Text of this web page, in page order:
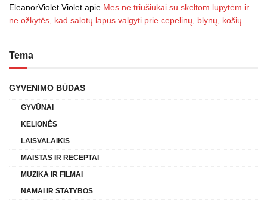
EleanorViolet Violet apie Mes ne triušiukai su skeltom lupytėm ir
ne ožkytės, kad salotų lapus valgyti prie cepelinų, blynų, košių
Tema
GYVENIMO BŪDAS
GYVŪNAI
KELIONĖS
LAISVALAIKIS
MAISTAS IR RECEPTAI
MUZIKA IR FILMAI
NAMAI IR STATYBOS